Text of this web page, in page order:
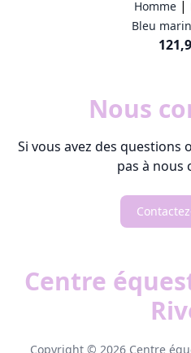
Homme |
Bleu
Nous
Si vous avez des questions
pas à nous
Centre
Copyright © 2026 Centre